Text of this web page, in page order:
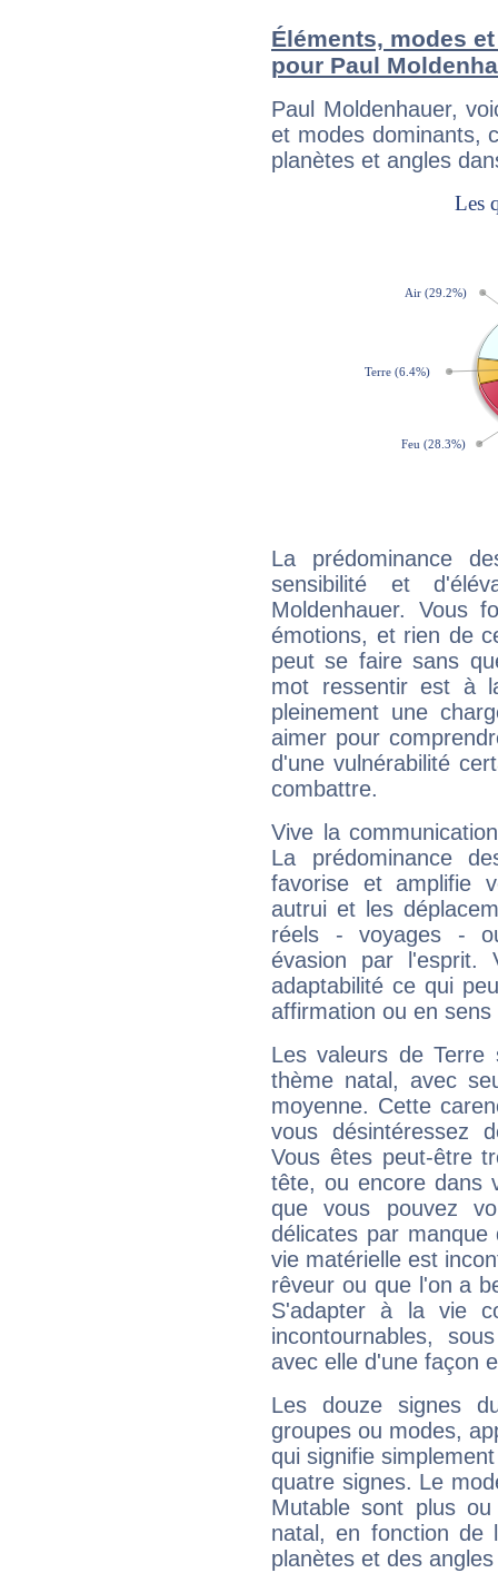
Éléments, modes
pour Paul
Paul Moldenhauer,
et modes dominants,
planètes et angles
La prédominance
sensibilité et
Moldenhauer. Vous
émotions, et rien de
peut se faire sans
mot ressentir est à
pleinement une
aimer pour
d'une vulnérabilité
combattre.
Vive la
La prédominance
favorise et amplifie
autrui et les
réels - voyages -
évasion par l'esprit.
adaptabilité ce qui
affirmation ou en
Les valeurs de Terre
thème natal, avec
moyenne. Cette
vous désintéressez
Vous êtes peut-être
tête, ou encore dans
que vous pouvez
délicates par
vie matérielle est
rêveur ou que l'on a
S'adapter à la vie
incontournables,
avec elle d'une façon
Les douze signes
groupes ou modes,
qui signifie
quatre signes. Le
Mutable sont plus
natal, en fonction de
planètes et des